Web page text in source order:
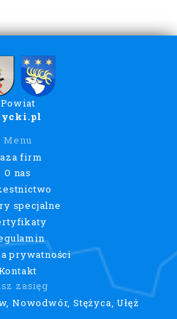
Powiat
Menu
firm
O nas
specjalne
prywatności
zasięg
Nowodwór, Stężyca, Ułęż